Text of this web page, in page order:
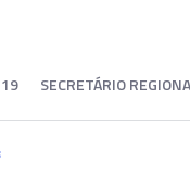
SECRETÁRIO